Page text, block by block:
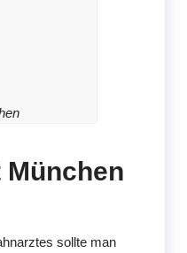
München
sollte man